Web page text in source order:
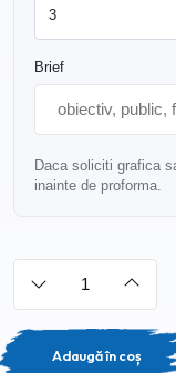
Brief
Daca soliciti grafica
inainte de proforma.
Adaugă în coș